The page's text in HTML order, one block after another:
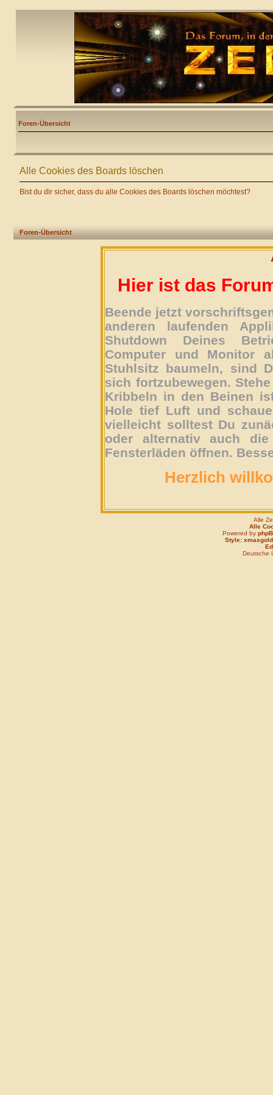
Foren-Übersicht
Alle Cookies des Boards löschen
Bist du dir sicher, dass du alle Cookies des Boards löschen möchtest?
Foren-Übersicht
Hier ist das
Beende jetzt
anderen laufenden
Shutdown Deines
Computer und Monitor
Stuhlsitz baumeln, sind
sich fortzubewegen.
Kribbeln in den Beinen
Hole tief Luft und
vielleicht solltest Du
oder alternativ auch
Fensterläden öffnen.
Herzlich
Alle
Alle
Powered by
Style: xmasgold
Deutsche